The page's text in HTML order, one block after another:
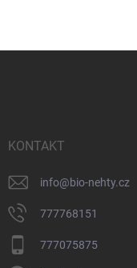
KONTAKT
info@bio-nehty.cz
777768151
777075875